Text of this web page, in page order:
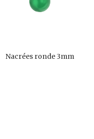
Nacrées ronde 3mm